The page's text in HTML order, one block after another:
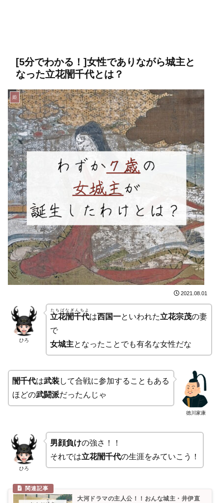
[5分でわかる！]女性でありながら城主と
なった立花誾千代とは？
姫
2021.08.01
ひろ
立花誾千代
たちばなぎんちよ
は西国一といわれた立花宗茂の妻
で
女城主となったことでも有名な女性だな
徳川家康
誾千代は武装して合戦に参加することもある
ほどの武闘派だったんじゃ
ひろ
男顔負けの強さ！！
それでは立花誾千代の生涯をみていこう！
大河ドラマの主人公！！おんな城主・井伊直